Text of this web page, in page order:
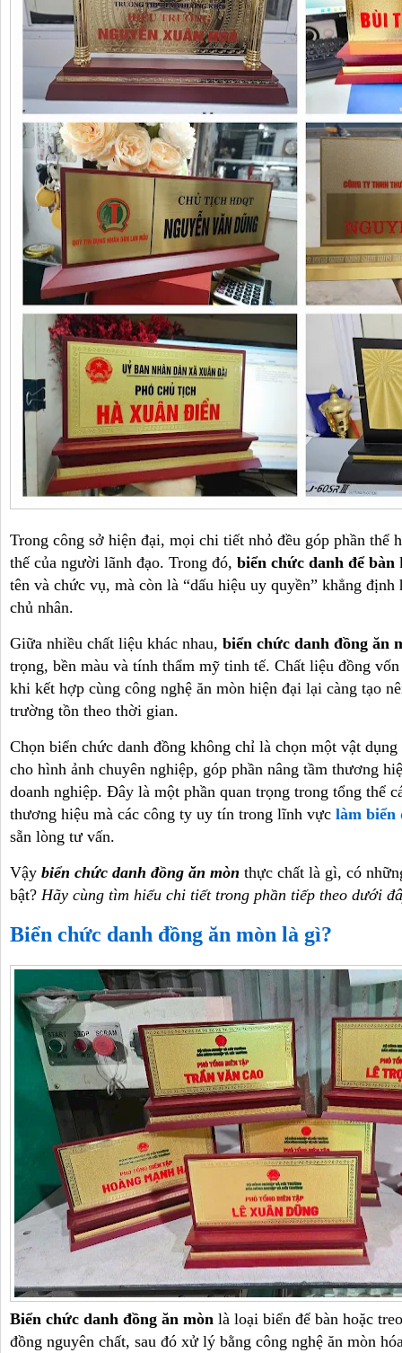
Trong công sở hiện đại, mọi chi tiết nhỏ đều góp phần thể
thế của người lãnh đạo. Trong đó, biển chức danh để bàn
tên và chức vụ, mà còn là “dấu hiệu uy quyền” khẳng định
chủ nhân.
Giữa nhiều chất liệu khác nhau, biển chức danh đồng ăn
trọng, bền màu và tính thẩm mỹ tinh tế. Chất liệu đồng
khi kết hợp cùng công nghệ ăn mòn hiện đại lại càng tạo
trường tồn theo thời gian.
Chọn biển chức danh đồng không chỉ là chọn một vật
cho hình ảnh chuyên nghiệp, góp phần nâng tầm thương
doanh nghiệp. Đây là một phần quan trọng trong tổng thể
thương hiệu mà các công ty uy tín trong lĩnh vực làm biển
sẵn lòng tư vấn.
Vậy biển chức danh đồng ăn mòn thực chất là gì, có
bật? Hãy cùng tìm hiểu chi tiết trong phần tiếp theo dưới
Biển chức danh đồng ăn mòn là gì?
Biển chức danh đồng ăn mòn là loại biển để bàn hoặc
đồng nguyên chất, sau đó xử lý bằng công nghệ ăn mòn